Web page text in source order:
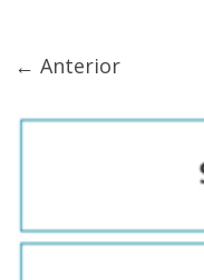
← Anterior